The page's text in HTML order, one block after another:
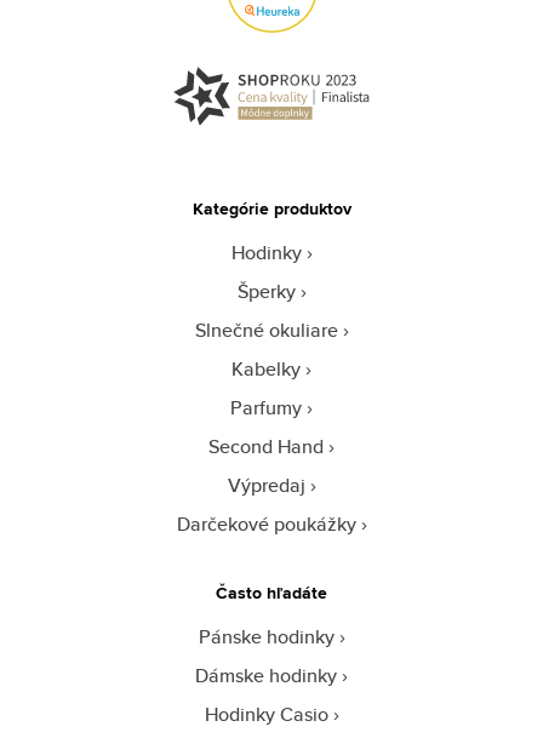
Kategórie produktov
Hodinky
Šperky
Slnečné okuliare
Kabelky
Parfumy
Second Hand
Výpredaj
Darčekové poukážky
Často hľadáte
Pánske hodinky
Dámske hodinky
Hodinky Casio